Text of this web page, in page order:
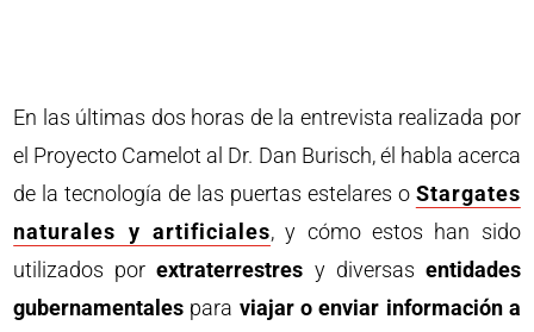
En las últimas dos horas de la entrevista realizada por
el Proyecto Camelot al Dr. Dan Burisch, él habla acerca
de la tecnología de las puertas estelares o Stargates
naturales y artificiales, y cómo estos han sido
utilizados porextraterrestres y diversas entidades
gubernamentales para viajar o enviar información a